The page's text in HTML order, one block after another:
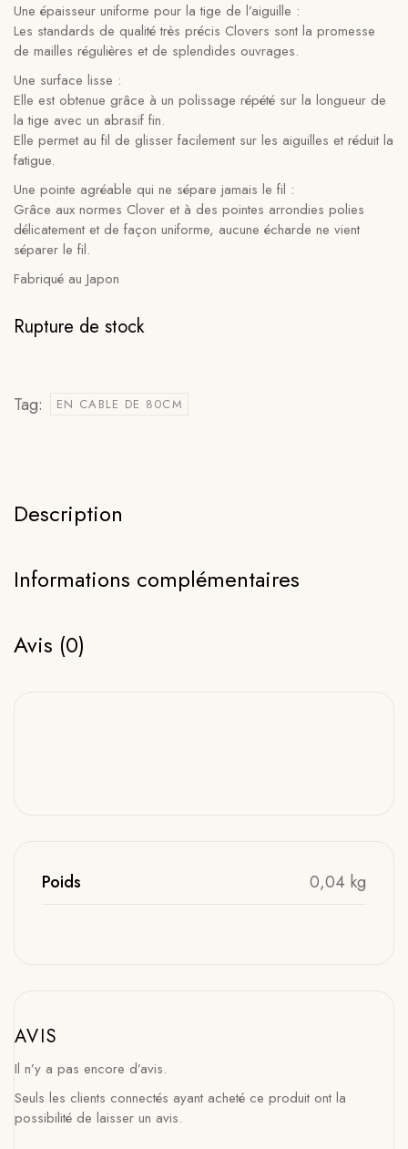
Une épaisseur uniforme pour la tige de l’aiguille :
Les standards de qualité très précis Clovers sont la promesse
de mailles régulières et de splendides ouvrages.
Une surface lisse :
Elle est obtenue grâce à un polissage répété sur la longueur de
la tige avec un abrasif fin.
Elle permet au fil de glisser facilement sur les aiguilles et réduit la
fatigue.
Une pointe agréable qui ne sépare jamais le fil :
Grâce aux normes Clover et à des pointes arrondies polies
délicatement et de façon uniforme, aucune écharde ne vient
séparer le fil.
Fabriqué au Japon
Rupture de stock
Tag: EN CABLE DE 80CM
Description
Informations complémentaires
Avis (0)
Poids 0,04 kg
AVIS
Il n’y a pas encore d’avis.
Seuls les clients connectés ayant acheté ce produit ont la
possibilité de laisser un avis.